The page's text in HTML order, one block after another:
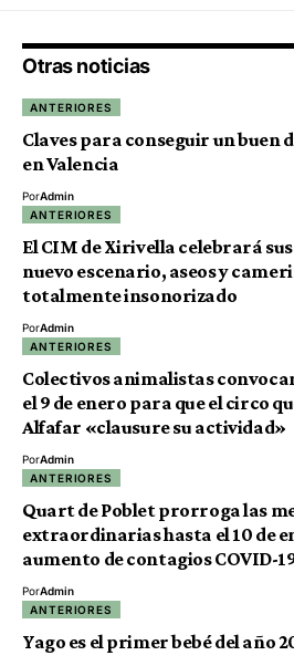
Otras noticias
ANTERIORES
Claves para conseguir un buen
en Valencia
PorAdmin
ANTERIORES
El CIM de Xirivella celebrará
nuevo escenario, aseos y
totalmente insonorizado
PorAdmin
ANTERIORES
Colectivos animalistas
el 9 de enero para que el circo
Alfafar «clausure su actividad»
PorAdmin
ANTERIORES
Quart de Poblet prorroga las
extraordinarias hasta el 10 de
aumento de contagios COVID-
PorAdmin
ANTERIORES
Yago es el primer bebé del año